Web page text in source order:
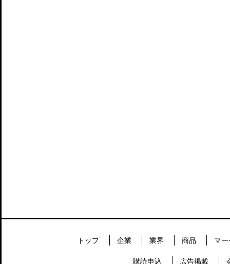
トップ 企業 業界 商品 マ
購読申込 広告掲載